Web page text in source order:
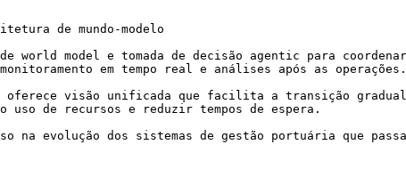
de mundo-modelo
model e tomada de decisão agentic para
em tempo real e análises após as operações.
oferece visão unificada que facilita a transição
de recursos e reduzir tempos de espera.
na evolução dos sistemas de gestão portuária que